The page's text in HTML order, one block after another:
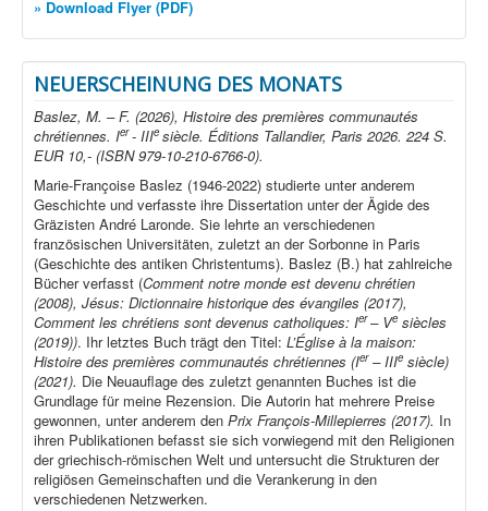
» Download Flyer (PDF)
NEUERSCHEINUNG DES MONATS
Baslez, M. – F. (2026), Histoire des premières communautés
chrétiennes. Ier- IIIe siècle. Éditions Tallandier, Paris 2026. 224 S.
EUR 10,- (ISBN 979-10-210-6766-0).
Marie-Françoise Baslez (1946-2022) studierte unter anderem
Geschichte und verfasste ihre Dissertation unter der Ägide des
Gräzisten André Laronde. Sie lehrte an verschiedenen
französischen Universitäten, zuletzt an der Sorbonne in Paris
(Geschichte des antiken Christentums). Baslez (B.) hat zahlreiche
Bücher verfasst (Comment notre monde est devenu chrétien
(2008), Jésus: Dictionnaire historique des évangiles (2017),
Comment les chrétiens sont devenus catholiques: Ier– Ve siècles
(2019)). Ihr letztes Buch trägt den Titel: L’Église à la maison:
Histoire des premières communautés chrétiennes (Ier– IIIe siècle)
(2021). Die Neuauflage des zuletzt genannten Buches ist die
Grundlage für meine Rezension. Die Autorin hat mehrere Preise
gewonnen, unter anderem den Prix François-Millepierres (2017). In
ihren Publikationen befasst sie sich vorwiegend mit den Religionen
der griechisch-römischen Welt und untersucht die Strukturen der
religiösen Gemeinschaften und die Verankerung in den
verschiedenen Netzwerken.